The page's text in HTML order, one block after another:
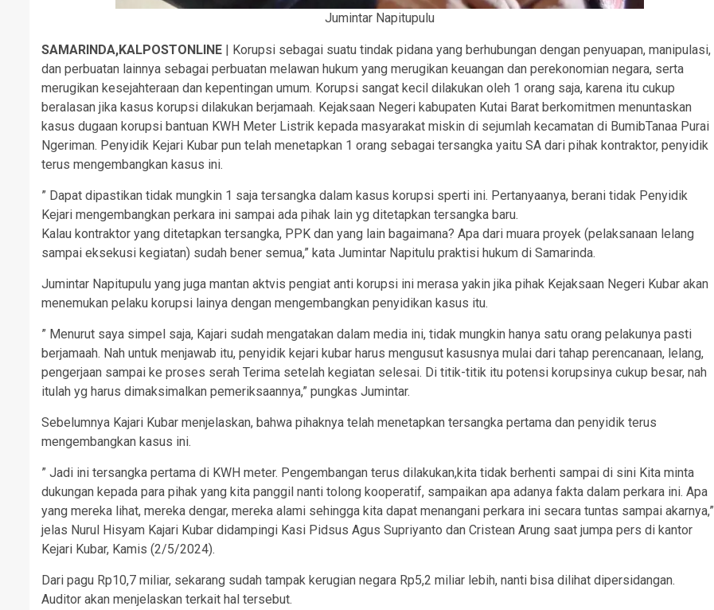
Jumintar Napitupulu
SAMARINDA,KALPOSTONLINE | Korupsi sebagai suatu tindak pidana yang berhubungan dengan penyuapan, manipulasi,
dan perbuatan lainnya sebagai perbuatan melawan hukum yang merugikan keuangan dan perekonomian negara, serta
merugikan kesejahteraan dan kepentingan umum. Korupsi sangat kecil dilakukan oleh 1 orang saja, karena itu cukup
beralasan jika kasus korupsi dilakukan berjamaah. Kejaksaan Negeri kabupaten Kutai Barat berkomitmen menuntaskan
kasus dugaan korupsi bantuan KWH Meter Listrik kepada masyarakat miskin di sejumlah kecamatan di BumibTanaa Purai
Ngeriman. Penyidik Kejari Kubar pun telah menetapkan 1 orang sebagai tersangka yaitu SA dari pihak kontraktor, penyidik
terus mengembangkan kasus ini.
” Dapat dipastikan tidak mungkin 1 saja tersangka dalam kasus korupsi sperti ini. Pertanyaanya, berani tidak Penyidik
Kejari mengembangkan perkara ini sampai ada pihak lain yg ditetapkan tersangka baru.
Kalau kontraktor yang ditetapkan tersangka, PPK dan yang lain bagaimana? Apa dari muara proyek (pelaksanaan lelang
sampai eksekusi kegiatan) sudah bener semua,” kata Jumintar Napitulu praktisi hukum di Samarinda.
Jumintar Napitupulu yang juga mantan aktvis pengiat anti korupsi ini merasa yakin jika pihak Kejaksaan Negeri Kubar akan
menemukan pelaku korupsi lainya dengan mengembangkan penyidikan kasus itu.
” Menurut saya simpel saja, Kajari sudah mengatakan dalam media ini, tidak mungkin hanya satu orang pelakunya pasti
berjamaah. Nah untuk menjawab itu, penyidik kejari kubar harus mengusut kasusnya mulai dari tahap perencanaan, lelang,
pengerjaan sampai ke proses serah Terima setelah kegiatan selesai. Di titik-titik itu potensi korupsinya cukup besar, nah
itulah yg harus dimaksimalkan pemeriksaannya,” pungkas Jumintar.
Sebelumnya Kajari Kubar menjelaskan, bahwa pihaknya telah menetapkan tersangka pertama dan penyidik terus
mengembangkan kasus ini.
” Jadi ini tersangka pertama di KWH meter. Pengembangan terus dilakukan,kita tidak berhenti sampai di sini Kita minta
dukungan kepada para pihak yang kita panggil nanti tolong kooperatif, sampaikan apa adanya fakta dalam perkara ini. Apa
yang mereka lihat, mereka dengar, mereka alami sehingga kita dapat menangani perkara ini secara tuntas sampai akarnya,”
jelas Nurul Hisyam Kajari Kubar didampingi Kasi Pidsus Agus Supriyanto dan Cristean Arung saat jumpa pers di kantor
Kejari Kubar, Kamis (2/5/2024).
Dari pagu Rp10,7 miliar, sekarang sudah tampak kerugian negara Rp5,2 miliar lebih, nanti bisa dilihat dipersidangan.
Auditor akan menjelaskan terkait hal tersebut.